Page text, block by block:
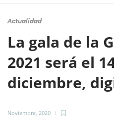
Actualidad
La gala de la
2021 será el
diciembre,
Noviembre, 2020